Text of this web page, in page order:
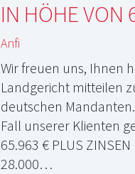
IN HÖHE VON
Anfi
Wir freuen uns, Ihnen
Landgericht mitteilen
deutschen
Fall unserer Klienten
65.963 € PLUS
28.000…